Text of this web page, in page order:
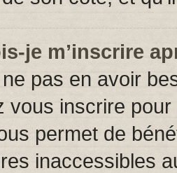
je m’inscrire
pas en avoir
vous inscrire
permet de
inaccessibles